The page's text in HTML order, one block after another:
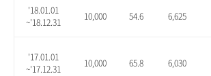
'18.01.01
~'18.12.31
10,000 54.6 6,625
'17.01.01
~'17.12.31
10,000 65.8 6,030